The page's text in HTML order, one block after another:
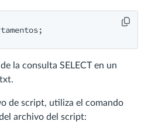
la consulta SELECT en un
de script, utiliza el comando
archivo del script: